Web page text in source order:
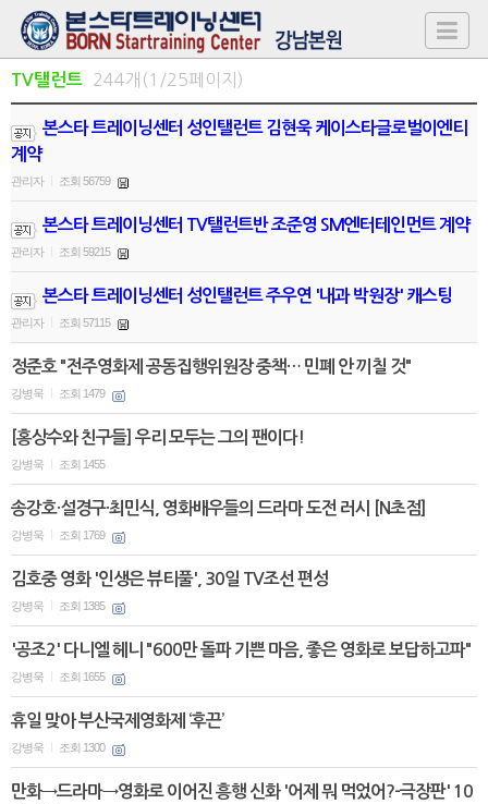
TV탤런트 244개(1/25페이지)
본스타 트레이닝센터 성인탤런트 김현욱 케이스타글로벌이엔티
계약
관리자 조회 56759
본스타 트레이닝센터 TV탤런트반 조준영 SM엔터테인먼트 계약
관리자 조회 59215
본스타 트레이닝센터 성인탤런트 주우연 '내과 박원장' 캐스팅
관리자 조회 57115
정준호 "전주영화제 공동집행위원장 중책… 민폐 안 끼칠 것"
강병욱 조회 1479
[홍상수와 친구들] 우리 모두는 그의 팬이다!
강병욱 조회 1455
송강호·설경구·최민식, 영화배우들의 드라마 도전 러시 [N초점]
강병욱 조회 1769
김호중 영화 '인생은 뷰티풀', 30일 TV조선 편성
강병욱 조회 1385
'공조2' 다니엘 헤니 "600만 돌파 기쁜 마음, 좋은 영화로 보답하고파"
강병욱 조회 1655
휴일 맞아 부산국제영화제 ‘후끈’
강병욱 조회 1300
만화→드라마→영화로 이어진 흥행 신화 '어제 뭐 먹었어?-극장판' 10